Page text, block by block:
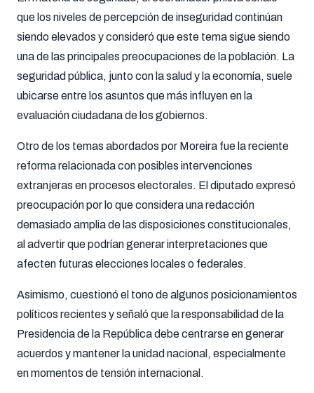
que los niveles de percepción de inseguridad continúan
siendo elevados y consideró que este tema sigue siendo
una de las principales preocupaciones de la población. La
seguridad pública, junto con la salud y la economía, suele
ubicarse entre los asuntos que más influyen en la
evaluación ciudadana de los gobiernos.
Otro de los temas abordados por Moreira fue la reciente
reforma relacionada con posibles intervenciones
extranjeras en procesos electorales. El diputado expresó
preocupación por lo que considera una redacción
demasiado amplia de las disposiciones constitucionales,
al advertir que podrían generar interpretaciones que
afecten futuras elecciones locales o federales.
Asimismo, cuestionó el tono de algunos posicionamientos
políticos recientes y señaló que la responsabilidad de la
Presidencia de la República debe centrarse en generar
acuerdos y mantener la unidad nacional, especialmente
en momentos de tensión internacional.